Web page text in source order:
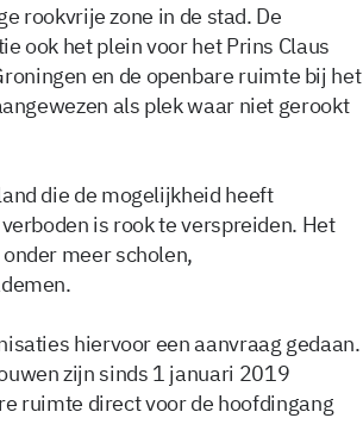
rookvrije zone in de stad. De
ook het plein voor het Prins Claus
en de openbare ruimte bij het
als plek waar niet gerookt
die de mogelijkheid heeft
is rook te verspreiden. Het
meer scholen,
hiervoor een aanvraag gedaan.
zijn sinds 1 januari 2019
ruimte direct voor de hoofdingang